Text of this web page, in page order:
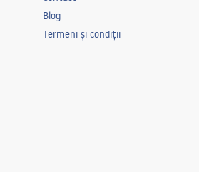
Blog
Termeni și condiții